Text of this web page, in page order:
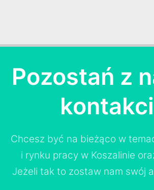
Pozostań z
Chcesz być na bieżąco w
i rynku pracy w Koszalinie
Jeżeli tak to zostaw nam swój